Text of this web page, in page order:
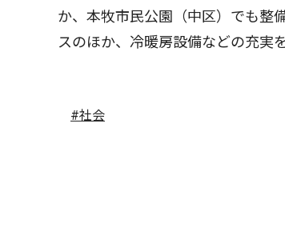
か、本牧市民公園（中区）でも整
スのほか、冷暖房設備などの充実
#社会